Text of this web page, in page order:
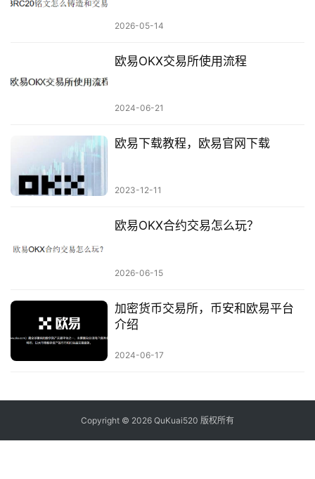
2026-05-14
欧易OKX交易所使用流程
2024-06-21
欧易下载教程，欧易官网下载
2023-12-11
欧易OKX合约交易怎么玩？
2026-06-15
加密货币交易所，币安和欧易平台
介绍
2024-06-17
Copyright © 2026 QuKuai520 版权所有